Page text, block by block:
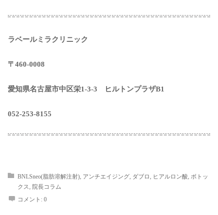
ラベールミラクリニック
〒460-0008
愛知県名古屋市中区栄1-3-3 ヒルトンプラザB1
052-253-8155
BNLSneo(脂肪溶解注射), アンチエイジング, ダブロ, ヒアルロン酸, ボトッ
クス, 院長コラム
コメント: 0